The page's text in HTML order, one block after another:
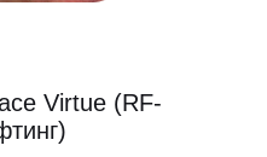
Virtue (RF-